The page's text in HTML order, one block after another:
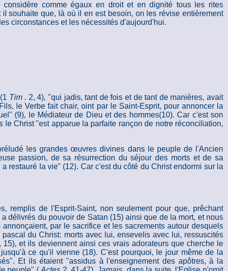
comme égaux en droit et en dignité tous les rites
souhaite que, là où il en est besoin, on les révise entièrement
circonstances et les nécessités d'aujourd'hui.
Tim . 2, 4), "qui jadis, tant de fois et de tant de manières, avait
le Verbe fait chair, oint par le Saint-Esprit, pour annoncer la
(9), le Médiateur de Dieu et des hommes(10). Car c'est son
Christ "est apparue la parfaite rançon de notre réconciliation,
les grandes œuvres divines dans le peuple de l'Ancien
passion, de sa résurrection du séjour des morts et de sa
restauré la vie" (12). Car c'est du côté du Christ endormi sur la
remplis de l'Esprit-Saint, non seulement pour que, prêchant
délivrés du pouvoir de Satan (15) ainsi que de la mort, et nous
par le sacrifice et les sacrements autour desquels
du Christ: morts avec lui, ensevelis avec lui, ressuscités
15), et ils deviennent ainsi ces vrais adorateurs que cherche le
ce qu'il vienne (18). C'est pourquoi, le jour même de la
Et ils étaient "assidus à l'enseignement des apôtres, à la